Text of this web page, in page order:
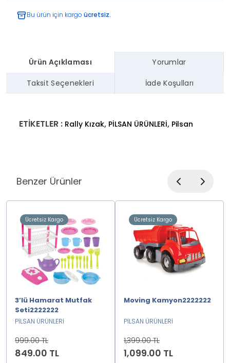
Bu ürün için kargo ücretsiz.
Ürün Açıklaması Yorumlar
Taksit Seçenekleri İade Koşulları
ETİKETLER : Rally Kızak, PİLSAN ÜRÜNLERİ, Pilsan
Benzer Ürünler
Ücretsiz Kargo
3’lü Hamarat Mutfak
Seti2222222
PİLSAN ÜRÜNLERİ
999.00 TL
849.00 TL
Ücretsiz Kargo
Moving Kamyon2222222
PİLSAN ÜRÜNLERİ
1,399.00 TL
1,099.00 TL